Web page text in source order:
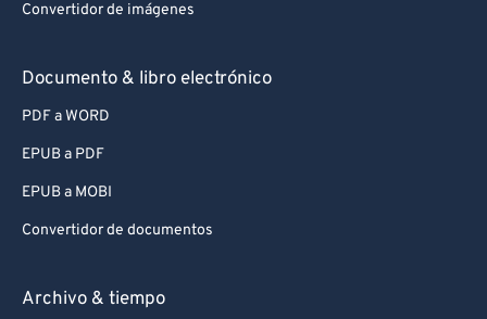
Convertidor de imágenes
Documento & libro electrónico
PDF a WORD
EPUB a PDF
EPUB a MOBI
Convertidor de documentos
Archivo & tiempo